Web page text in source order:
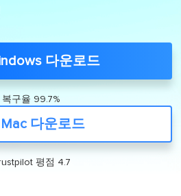
다운로드
복구율 99.7%
Mac 다운로드
평점 4.7